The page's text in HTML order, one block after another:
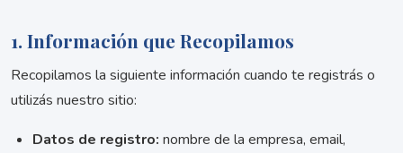
1. Información que Recopilamos
Recopilamos la siguiente información cuando te registrás o
utilizás nuestro sitio:
Datos de registro: nombre de la empresa, email,